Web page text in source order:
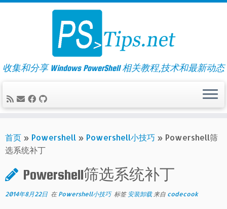
Skip
收集和分享 Windows PowerShell 相关教程,技术和最新动态
首页 » Powershell » Powershell小技巧 » Powershell筛
选系统补丁
Powershell筛选系统补丁
2014年8月22日 在 Powershell小技巧 标签安装卸载 来自 codecook